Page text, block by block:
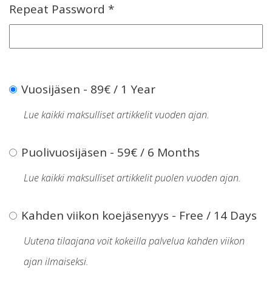
Repeat Password *
Vuosijäsen - 89€/ 1 Year
Lue kaikki maksulliset artikkelit vuoden ajan.
Puolivuosijäsen - 59€/ 6 Months
Lue kaikki maksulliset artikkelit puolen vuoden ajan.
Kahden viikon koejäsenyys - Free / 14 Days
Uutena tilaajana voit kokeilla palvelua kahden viikon
ajan ilmaiseksi.